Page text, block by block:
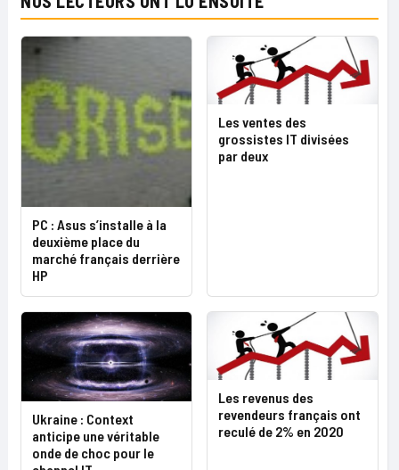
PC : Asus s’installe à la
deuxième place du
marché français derrière
HP
Les ventes des
grossistes IT divisées
par deux
Ukraine : Context
anticipe une véritable
onde de choc pour le
Les revenus des
revendeurs français ont
reculé de 2% en 2020